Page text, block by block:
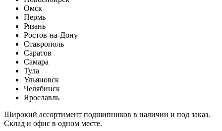
Омск
Пермь
Рязань
Ростов-на-Дону
Ставрополь
Саратов
Самара
Тула
Ульяновск
Челябинск
Ярославль
Широкий ассортимент подшипников в наличии и под заказ.
Склад и офис в одном месте.